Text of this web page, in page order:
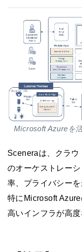
Microsoft Azureを
Sceneraは、クラウ
のオーケストレー
率、プライバシー
特にMicrosoft
高いインフラが高度